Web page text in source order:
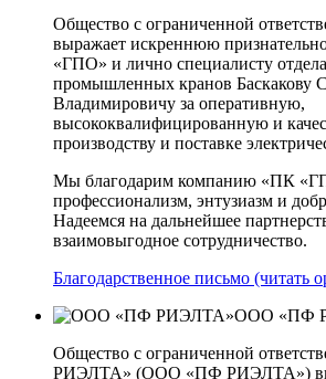
Общество с ограниченной
выражает искреннюю
«ГПО» и лично специалисту
промышленных кранов Баскакову
Владимировичу за оперативную,
высококвалифицированную и
производству и поставке
Мы благодарим компанию «ПК
профессионализм, энтузиазм и
Надеемся на дальнейшее
взаимовыгодное сотрудничество.
Благодарственное письмо (читать
ООО «ПФ
Общество с ограниченной
РИЭЛТА» (ООО «ПФ РИЭЛТА»)